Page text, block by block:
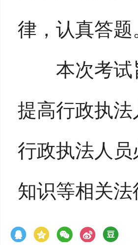
律，认真答题
本次考试旨
提高行政执
行政执法人
知识等相关法